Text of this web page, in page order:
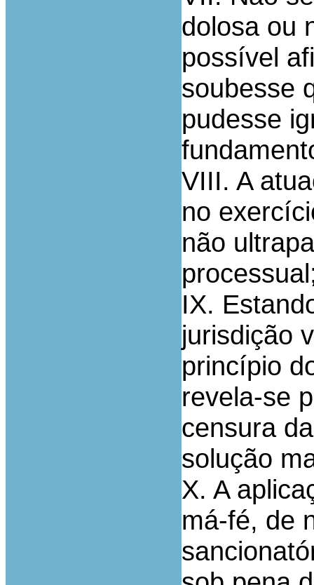
dolosa ou
possível
soubesse
pudesse
VIII. A
no
não
IX.
jurisdição
princípio
revela-se
censura
solução
X. A
má-fé, de